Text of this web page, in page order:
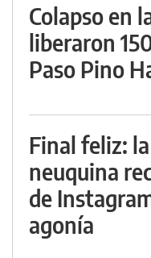
Colapso en
liberaron
Paso Pino
Final feliz:
neuquina
de
agonía